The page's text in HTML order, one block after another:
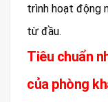
trình hoạt động
từ đầu.
Tiêu chuẩn
của phòng